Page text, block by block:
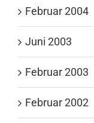
Februar 2004
Juni 2003
Februar 2003
Februar 2002